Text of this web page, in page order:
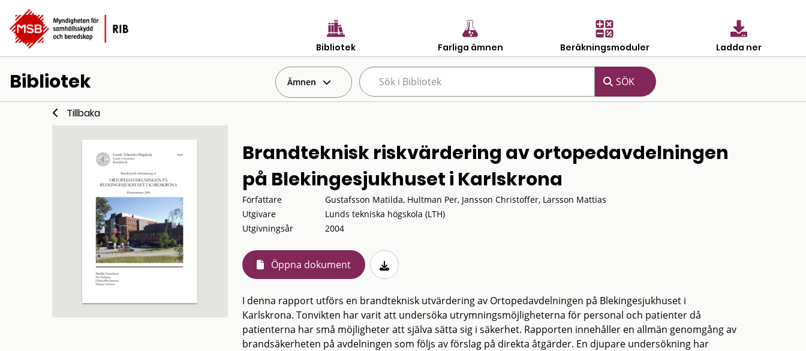
Bibliotek Farliga ämnen Beräkningsmoduler Ladda ner
Bibliotek Ämnen
Tillbaka
Brandteknisk riskvärdering av ortopedavdelningen
på Blekingesjukhuset i Karlskrona
Författare
Gustafsson Matilda, Hultman Per, Jansson Christoffer, Larsson Mattias
Utgivare
Lunds tekniska högskola (LTH)
Utgivningsår
2004
Öppna dokument
I denna rapport utförs en brandteknisk utvärdering av Ortopedavdelningen på Blekingesjukhuset i
Karlskrona. Tonvikten har varit att undersöka utrymningsmöjligheterna för personal och patienter då
patienterna har små möjligheter att själva sätta sig i säkerhet. Rapporten innehåller en allmän genomgång av
brandsäkerheten på avdelningen som följs av förslag på direkta åtgärder. En djupare undersökning har